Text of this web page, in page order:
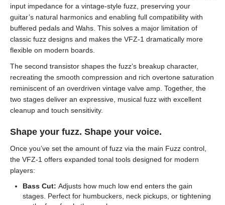
input impedance for a vintage-style fuzz, preserving your
guitar’s natural harmonics and enabling full compatibility with
buffered pedals and Wahs. This solves a major limitation of
classic fuzz designs and makes the VFZ-1 dramatically more
flexible on modern boards.
The second transistor shapes the fuzz’s breakup character,
recreating the smooth compression and rich overtone saturation
reminiscent of an overdriven vintage valve amp. Together, the
two stages deliver an expressive, musical fuzz with excellent
cleanup and touch sensitivity.
Shape your fuzz. Shape your voice.
Once you’ve set the amount of fuzz via the main Fuzz control,
the VFZ-1 offers expanded tonal tools designed for modern
players:
Bass Cut: Adjusts how much low end enters the gain
stages. Perfect for humbuckers, neck pickups, or tightening